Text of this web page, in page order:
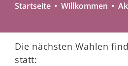
Startseite Willkommen
Die nächsten Wahlen
statt: